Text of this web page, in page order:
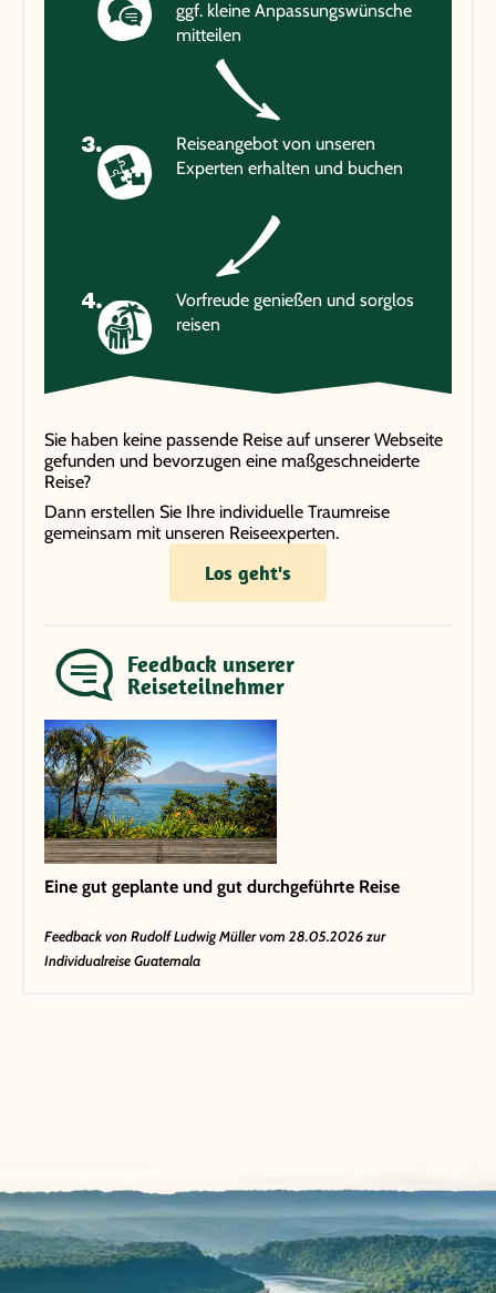
ggf. kleine Anpassungswünsche
mitteilen
Reiseangebot von unseren
Experten erhalten und buchen
Vorfreude genießen und sorglos
reisen
Sie haben keine passende Reise auf unserer Webseite
gefunden und bevorzugen eine maßgeschneiderte
Reise?
Dann erstellen Sie Ihre individuelle Traumreise
gemeinsam mit unseren Reiseexperten.
Los geht's
Feedback unserer
Reiseteilnehmer
Eine gut geplante und gut durchgeführte Reise
Feedback vonRudolf Ludwig Müllervom 28.05.2026 zur
Individualreise Guatemala